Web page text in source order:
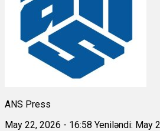
ANS Press
May 22, 2026 - 16:58 Yeniləndi: May